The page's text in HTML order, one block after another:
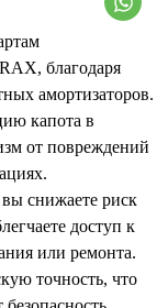
благодаря
амортизаторов.
капота в
от повреждений
вы снижаете риск
доступ к
или ремонта.
точность, что